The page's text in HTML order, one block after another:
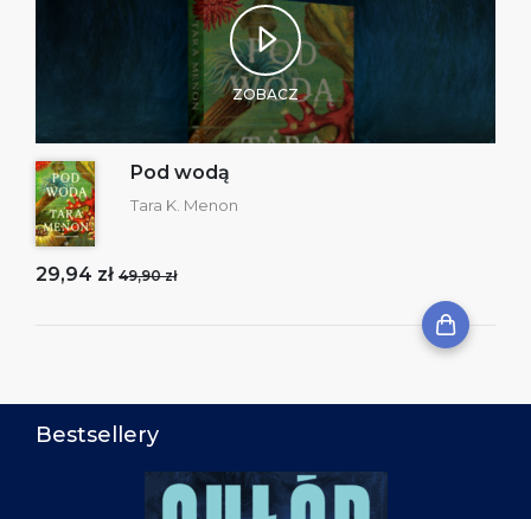
ZOBACZ
Pod wodą
Tara K. Menon
29,94 zł 49,90 zł
Bestsellery